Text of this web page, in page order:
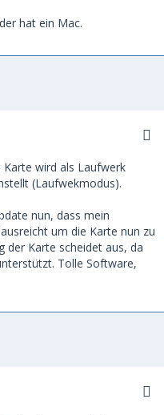
hat ein Mac.
wird als Laufwerk
(Laufwekmodus).
nun, dass mein
um die Karte nun zu
der Karte scheidet aus, da
Tolle Software,